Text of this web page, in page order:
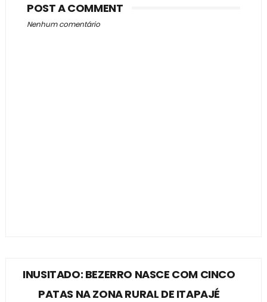
POST A COMMENT
Nenhum comentário
INUSITADO: BEZERRO NASCE COM CINCO
PATAS NA ZONA RURAL DE ITAPAJÉ